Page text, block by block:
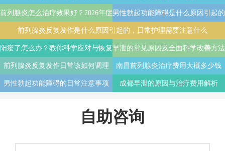
前列腺炎怎么治疗效果好？2026年症
状识别与日常护理指南
男性勃起功能障碍是什么原因引起的
能自愈吗
前列腺炎反复发作是什么原因引起的，日常护理需要注意什么
阳痿了怎么办？教你科学应对与恢复早泄的常见原因及全面科学改善方法
前列腺炎反复发作日常该如何调理 南昌前列腺炎治疗费用大概多少钱
男性勃起功能障碍的日常注意事项 成都早泄的原因与治疗费用解析
自助咨询